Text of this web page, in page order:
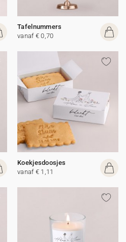
Tafelnummers
vanaf € 0,70
Koekjesdoosjes
vanaf € 1,11